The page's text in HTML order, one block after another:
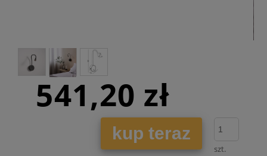
541,20 zł
kup teraz
szt.